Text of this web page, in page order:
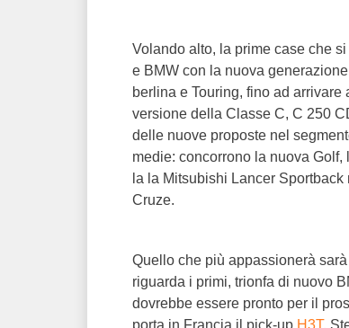
Volando alto, la prime case che
e BMW con la nuova
berlina e Touring, fino ad
versione della Classe C, C 250
delle nuove proposte nel
medie: concorrono la nuova
la la Mitsubishi Lancer
Cruze.
Quello che più appassionerà
riguarda i primi, trionfa di nuovo
dovrebbe essere pronto per il
porta in Francia il pick-up H3T.